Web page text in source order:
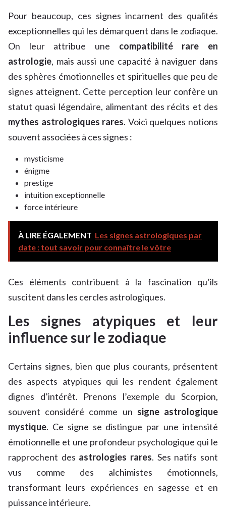
Pour beaucoup, ces signes incarnent des qualités
exceptionnelles qui les démarquent dans le zodiaque.
On leur attribue une compatibilité rare en
astrologie, mais aussi une capacité à naviguer dans
des sphères émotionnelles et spirituelles que peu de
signes atteignent. Cette perception leur confère un
statut quasi légendaire, alimentant des récits et des
mythes astrologiques rares. Voici quelques notions
souvent associées à ces signes :
mysticisme
énigme
prestige
intuition exceptionnelle
force intérieure
À LIRE ÉGALEMENT Les signes astrologiques par
date : tout savoir pour connaître le vôtre
Ces éléments contribuent à la fascination qu’ils
suscitent dans les cercles astrologiques.
Les signes atypiques et leur
influence sur le zodiaque
Certains signes, bien que plus courants, présentent
des aspects atypiques qui les rendent également
dignes d’intérêt. Prenons l’exemple du Scorpion,
souvent considéré comme un signe astrologique
mystique. Ce signe se distingue par une intensité
émotionnelle et une profondeur psychologique qui le
rapprochent des astrologies rares. Ses natifs sont
vus comme des alchimistes émotionnels,
transformant leurs expériences en sagesse et en
puissance intérieure.